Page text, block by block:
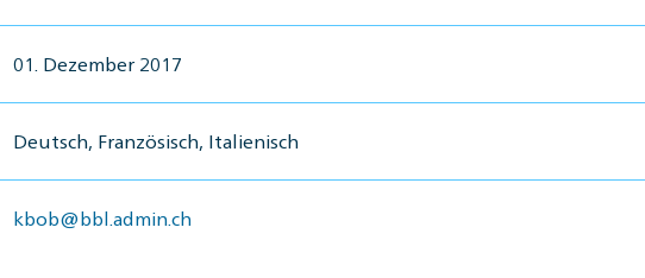
01. Dezember 2017
Deutsch, Französisch, Italienisch
kbob@bbl.admin.ch